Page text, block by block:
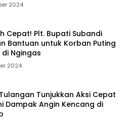
2024
Cepat! Plt. Bupati Subandi
Bantuan untuk Korban Puting
di Ngingas
2024
Tunjukkan Aksi Cepat
Dampak Angin Kencang di